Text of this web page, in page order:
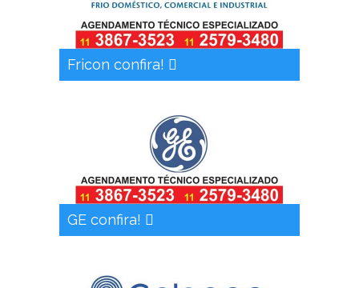
Fricon confira!
GE confira!